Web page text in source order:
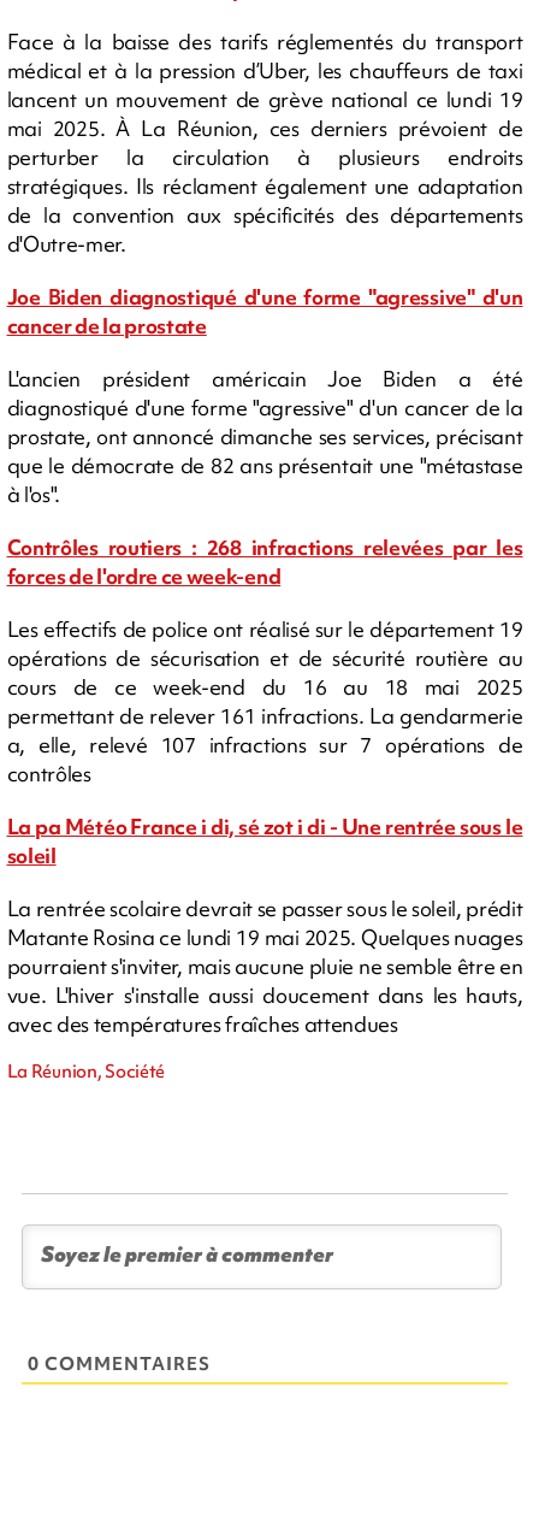
Face à la baisse des tarifs réglementés du transport
médical et à la pression d’Uber, les chauffeurs de taxi
lancent un mouvement de grève national ce lundi 19
mai 2025. À La Réunion, ces derniers prévoient de
perturber la circulation à plusieurs endroits
stratégiques. Ils réclament également une adaptation
de la convention aux spécificités des départements
d'Outre-mer.
Joe Biden diagnostiqué d'une forme "agressive" d'un
cancer de la prostate
L'ancien président américain Joe Biden a été
diagnostiqué d'une forme "agressive" d'un cancer de la
prostate, ont annoncé dimanche ses services, précisant
que le démocrate de 82 ans présentait une "métastase
à l'os".
Contrôles routiers : 268 infractions relevées par les
forces de l'ordre ce week-end
Les effectifs de police ont réalisé sur le département 19
opérations de sécurisation et de sécurité routière au
cours de ce week-end du 16 au 18 mai 2025
permettant de relever 161 infractions. La gendarmerie
a, elle, relevé 107 infractions sur 7 opérations de
contrôles
La pa Météo France i di, sé zot i di - Une rentrée sous le
soleil
La rentrée scolaire devrait se passer sous le soleil, prédit
Matante Rosina ce lundi 19 mai 2025. Quelques nuages
pourraient s'inviter, mais aucune pluie ne semble être en
vue. L'hiver s'installe aussi doucement dans les hauts,
avec des températures fraîches attendues
La Réunion, Société
0 COMMENTAIRES